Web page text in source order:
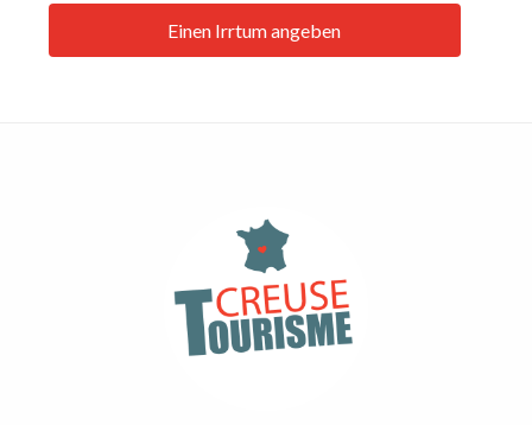
Einen Irrtum angeben